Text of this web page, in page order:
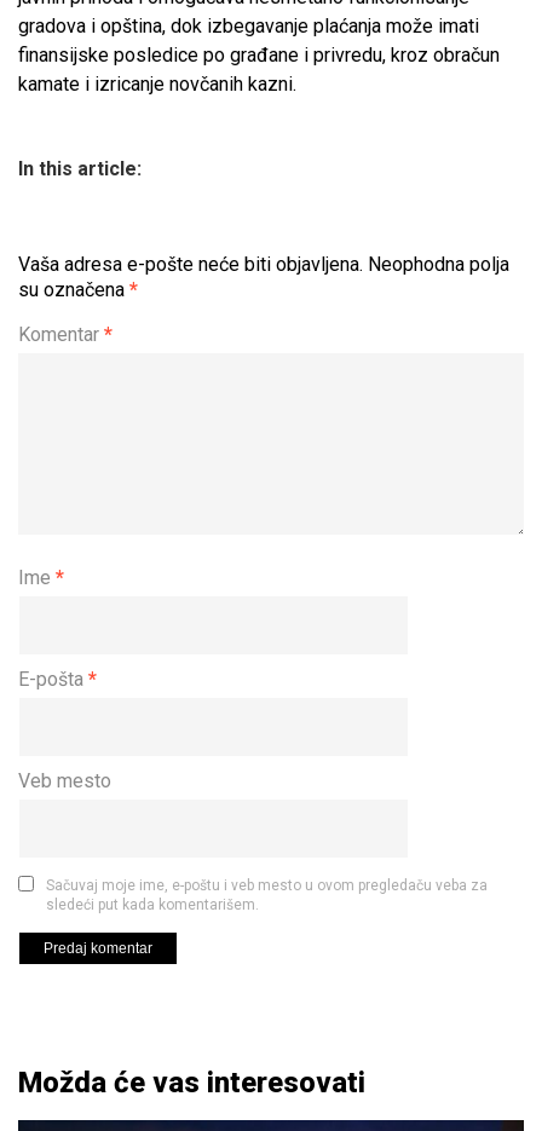
gradova i opština, dok izbegavanje plaćanja može imati
finansijske posledice po građane i privredu, kroz obračun
kamate i izricanje novčanih kazni.
In this article:
Vaša adresa e-pošte neće biti objavljena. Neophodna polja
su označena *
Komentar *
Ime *
E-pošta *
Veb mesto
Sačuvaj moje ime, e-poštu i veb mesto u ovom pregledaču veba za
sledeći put kada komentarišem.
Možda će vas interesovati